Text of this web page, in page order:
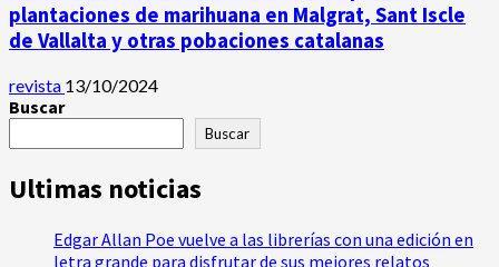
plantaciones de marihuana en Malgrat, Sant Iscle
de Vallalta y otras pobaciones catalanas
revista 13/10/2024
Buscar
Buscar
Ultimas noticias
Edgar Allan Poe vuelve a las librerías con una edición en
letra grande para disfrutar de sus mejores relatos